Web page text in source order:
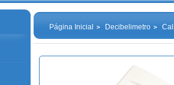
Página Inicial Decibelimetro